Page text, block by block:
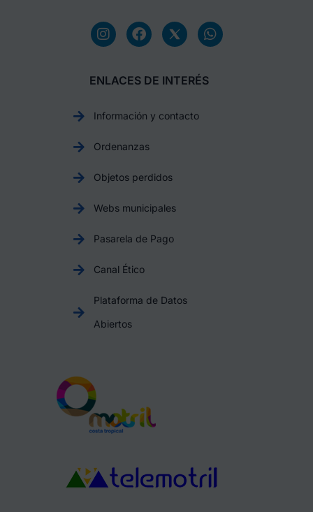
ENLACES DE INTERÉS
Información y contacto
Ordenanzas
Objetos perdidos
Webs municipales
Pasarela de Pago
Canal Ético
Plataforma de Datos
Abiertos